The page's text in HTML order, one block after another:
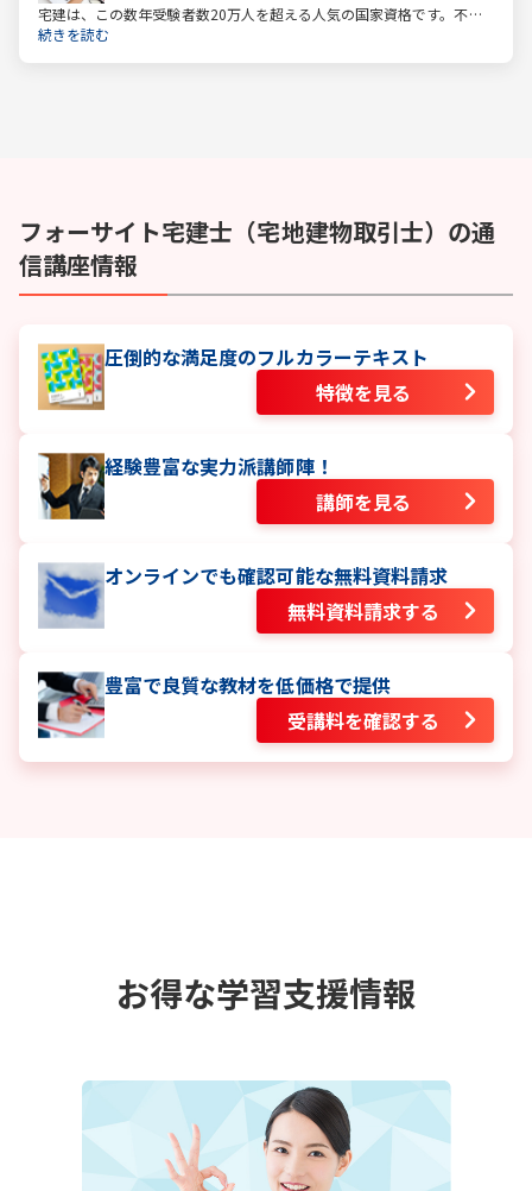
宅建は、この数年受験者数20万人を超える人気の国家資格です。不動
産業に携わる人をはじめ、他業種、学生、主婦まで、さまざまな方が
続きを読む
フォーサイト宅建士（宅地建物取引士） の通
信講座情報
圧倒的な満足度のフルカラーテキスト
特徴を見る
経験豊富な実力派講師陣！
講師を見る
オンラインでも確認可能な無料資料請求
無料資料請求する
豊富で良質な教材を低価格で提供
受講料を確認する
お得な学習支援情報